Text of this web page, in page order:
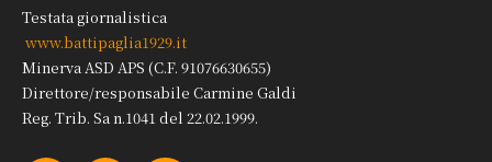
Testata giornalistica
www.battipaglia1929.it
Minerva ASD APS (C.F. 91076630655)
Direttore/responsabile Carmine Galdi
Reg. Trib. Sa n.1041 del 22.02.1999.